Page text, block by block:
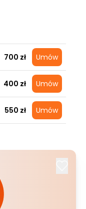
700 zł Umów
400 zł Umów
550 zł Umów